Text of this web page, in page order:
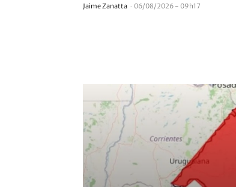
Jaime Zanatta - 06/08/2026 - 09h17